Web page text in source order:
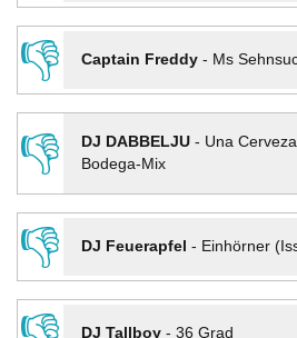
👎
Captain Freddy- Ms
👎
DJ DABBELJU- Una
Bodega-Mix
👎
DJ Feuerapfel - Einhörner
DJ Tallboy- 36 Grad